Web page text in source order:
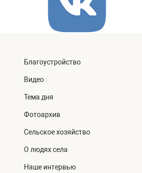
Благоустройство
Видео
Тема дня
Фотоархив
Сельское хозяйство
О людях села
Наше интервью